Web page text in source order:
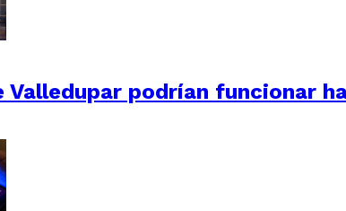
Valledupar podrían funcionar